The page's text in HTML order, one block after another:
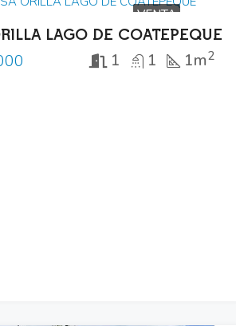
VENTA
LAGO DE COATEPEQUE
1 1 1m2